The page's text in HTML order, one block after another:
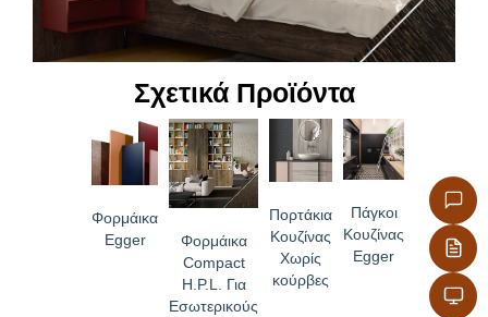
– Υψηλή αντοχή στον αποχρωματισμό και το
θάμπωμα
– Υψηλή αντοχή στα χημικά
– Υψηλή αισθητική, υφή και αφή
Σχετικά Προϊόντα
Φορμάικα
Egger
Φορμάικα
Compact
H.P.L. Για
Εσωτερικούς
Πορτάκια
Κουζίνας
Χωρίς
κούρβες
Πάγκοι
Κουζίνας
Egger